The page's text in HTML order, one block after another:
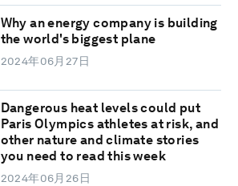
Why an energy company is building
the world's biggest plane
2024年06月27日
Dangerous heat levels could put
Paris Olympics athletes at risk, and
other nature and climate stories
you need to read this week
2024年06月26日